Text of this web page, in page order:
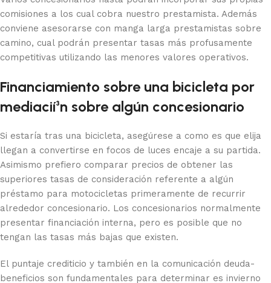
comisiones a los cual cobra nuestro prestamista. Además
conviene asesorarse con manga larga prestamistas sobre
camino, cual podrán presentar tasas más profusamente
competitivas utilizando las menores valores operativos.
Financiamiento sobre una bicicleta por
mediacií³n sobre algún concesionario
Si estaría tras una bicicleta, asegúrese a como es que elija
llegan a convertirse en focos de luces encaje a su partida.
Asimismo prefiero comparar precios de obtener las
superiores tasas de consideración referente a algún
préstamo para motocicletas primeramente de recurrir
alrededor concesionario. Los concesionarios normalmente
presentar financiación interna, pero es posible que no
tengan las tasas más bajas que existen.
El puntaje crediticio y también en la comunicación deuda-
beneficios son fundamentales para determinar es invierno